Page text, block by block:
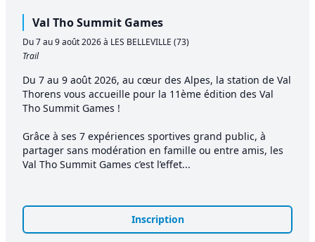
Val Tho Summit Games
Du 7 au 9 août 2026 à LES BELLEVILLE (73)
Trail
Du 7 au 9 août 2026, au cœur des Alpes, la station de Val
Thorens vous accueille pour la 11ème édition des Val
Tho Summit Games !
Grâce à ses 7 expériences sportives grand public, à
partager sans modération en famille ou entre amis, les
Val Tho Summit Games c’est l’effet...
Inscription